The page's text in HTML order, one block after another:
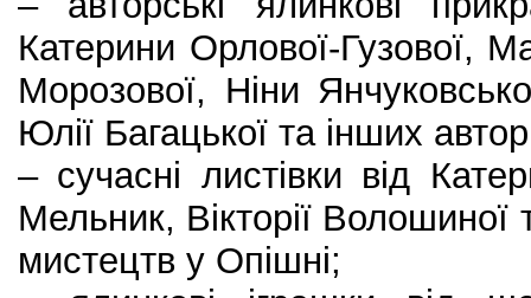
Катерини Орлової-Гузової,
Морозової, Ніни
Юлії Багацької та інших
– сучасні листівки від
Мельник, Вікторії Волошиної
мистецтв у Опішні;